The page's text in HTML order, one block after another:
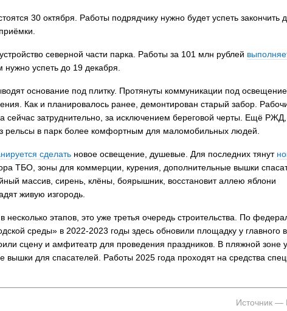
30 октября. Работы подрядчику нужно будет успеть закончить
северной части парка. Работы за 101 млн рублей
успеть до 19 декабря.
основание под плитку. Протянуты коммуникации под освещение,
Как и планировалось ранее, демонтирован старый забор.
сейчас затруднительно, за исключением береговой черты. Ещё РЖД,
рельсы в парк более комфортным для маломобильных людей.
сделать новое освещение, душевые. Для последних тянут
ТБО, зоны для коммерции, курения, дополнительные вышки
массив, сирень, клёны, боярышник, восстановит аллею яблони
живую изгородь.
несколько этапов, это уже третья очередь строительства. По
среды» в 2022-2023 годы здесь обновили площадку у главного
сцену и амфитеатр для проведения праздников. В пляжной зоне
для спасателей. Работы 2025 года проходят на средства
Источник —
На заправках Владивостока снова подорожало
топливо – рост от 26 копеек до 17 рублей
Семья с
бухты
подготовиться
заблудился